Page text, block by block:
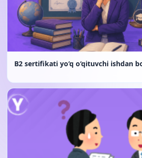
B2 sertifikati yo‘q o‘qituvchi ishdan